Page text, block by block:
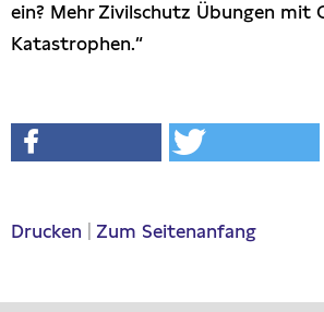
ein? Mehr Zivilschutz Übungen mit
Katastrophen.“
Drucken Zum Seitenanfang